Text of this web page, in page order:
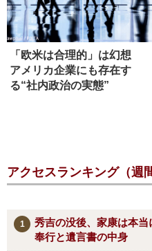
「欧米は合理的」は幻想
アメリカ企業にも存在す
る“社内政治の実態”
アクセスランキング（週
秀吉の没後、家康は本
奉行と遺言書の中身